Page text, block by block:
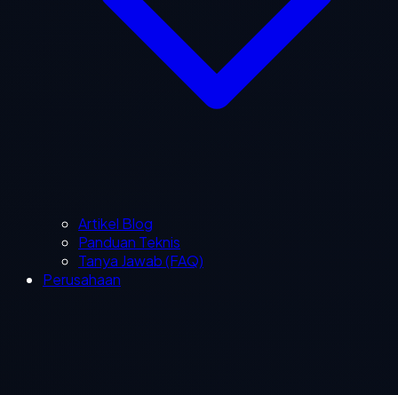
Artikel Blog
Panduan Teknis
Tanya Jawab (FAQ)
Perusahaan